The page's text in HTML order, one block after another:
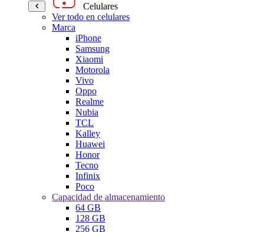
Celulares
Ver todo en celulares
Marca
iPhone
Samsung
Xiaomi
Motorola
Vivo
Oppo
Realme
Nubia
TCL
Kalley
Huawei
Honor
Tecno
Infinix
Poco
Capacidad de almacenamiento
64 GB
128 GB
256 GB